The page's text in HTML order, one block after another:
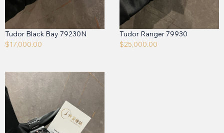
Tudor Black Bay 79230N
$17,000.00
Tudor Ranger 79930
$25,000.00